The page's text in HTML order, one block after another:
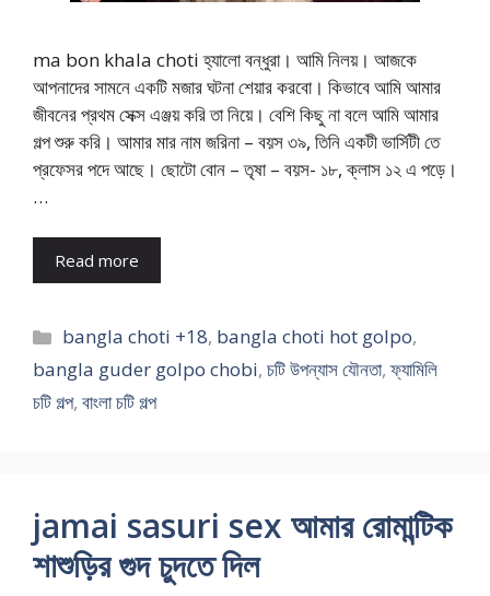
ma bon khala choti হ্যালো বন্ধুরা। আমি নিলয়। আজকে
আপনাদের সামনে একটি মজার ঘটনা শেয়ার করবো। কিভাবে আমি আমার
জীবনের প্রথম সেক্স এঞ্জয় করি তা নিয়ে। বেশি কিছু না বলে আমি আমার
গল্প শুরু করি। আমার মার নাম জরিনা – বয়স ৩৯, তিনি একটী ভার্সিটী তে
প্রফেসর পদে আছে। ছোটো বোন – তৃষা – বয়স- ১৮, ক্লাস ১২ এ পড়ে।
…
Read more
Categories
bangla choti +18, bangla choti hot golpo,
bangla guder golpo chobi, চটি উপন্যাস যৌনতা,ফ্যামিলি
চটি গল্প, বাংলা চটি গল্প
jamai sasuri sex আমার রোমান্টিক
শাশুড়ির গুদ চুদতে দিল